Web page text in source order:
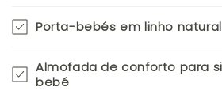
Porta-bebés em linho natural
Almofada de conforto para
bebé